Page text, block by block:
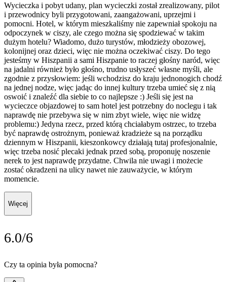
Wycieczka i pobyt udany, plan wycieczki został zrealizowany, pilot
i przewodnicy byli przygotowani, zaangażowani, uprzejmi i
pomocni. Hotel, w którym mieszkaliśmy nie zapewniał spokoju na
odpoczynek w ciszy, ale czego można się spodziewać w takim
dużym hotelu? Wiadomo, dużo turystów, młodzieży obozowej,
kolonijnej oraz dzieci, więc nie można oczekiwać ciszy. Do tego
jesteśmy w Hiszpanii a sami Hiszpanie to raczej głośny naród, więc
na jadalni również było głośno, trudno usłyszeć własne myśli, ale
zgodnie z przysłowiem: jeśli wchodzisz do kraju jednonogich chodź
na jednej nodze, więc jadąc do innej kultury trzeba umieć się z nią
oswoić i znaleźć dla siebie to co najlepsze :) Jeśli się jest na
wycieczce objazdowej to sam hotel jest potrzebny do noclegu i tak
naprawdę nie przebywa się w nim zbyt wiele, więc nie widzę
problemu:) Jedyna rzecz, przed którą chciałabym ostrzec, to trzeba
być naprawdę ostrożnym, ponieważ kradzieże są na porządku
dziennym w Hiszpanii, kieszonkowcy działają tutaj profesjonalnie,
więc trzeba nosić plecaki jednak przed sobą, proponuję noszenie
nerek to jest naprawdę przydatne. Chwila nie uwagi i możecie
zostać okradzeni na ulicy nawet nie zauważycie, w którym
momencie.
Więcej
6.0/6
Czy ta opinia była pomocna?